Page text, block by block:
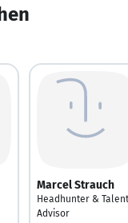
Marcel Strauch
Headhunter & Talent
Advisor